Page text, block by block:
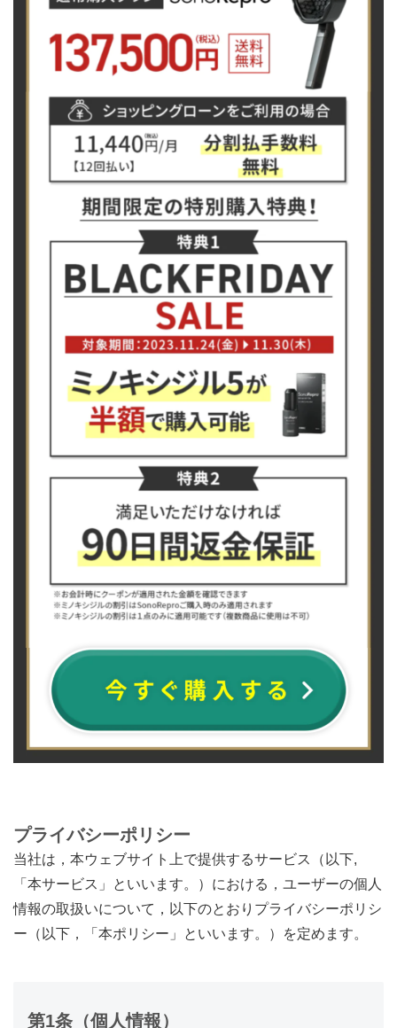
プライバシーポリシー
当社は，本ウェブサイト上で提供するサービス（以下,
「本サービス」といいます。）における，ユーザーの個人
情報の取扱いについて，以下のとおりプライバシーポリシ
ー（以下，「本ポリシー」といいます。）を定めます。
第1条（個人情報）